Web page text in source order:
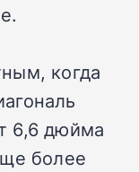
когда
6,6 дюйма
более